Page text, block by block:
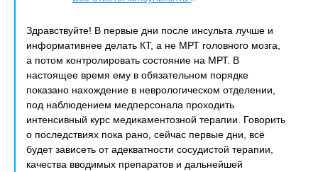
Здравствуйте! В первые дни после инсульта лучше и
информативнее делать КТ, а не МРТ головного мозга,
а потом контролировать состояние на МРТ. В
настоящее время ему в обязательном порядке
показано нахождение в неврологическом отделении,
под наблюдением медперсонала проходить
интенсивный курс медикаментозной терапии. Говорить
о последствиях пока рано, сейчас первые дни, всё
будет зависеть от адекватности сосудистой терапии,
качества вводимых препаратов и дальнейшей